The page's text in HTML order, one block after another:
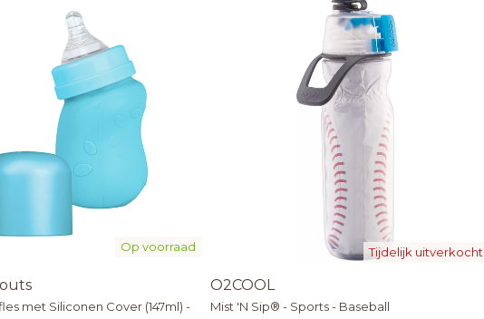
Op voorraad
met Siliconen Cover (147ml) -
Tijdelijk uitverkocht
O2COOL
Mist 'N Sip® - Sports - Baseball